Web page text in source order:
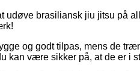
udøve brasiliansk jiu jitsu på
og godt tilpas, mens de
kan være sikker på, at de er i